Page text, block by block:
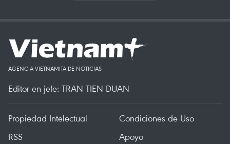
AGENCIA VIETNAMITA DE NOTICIAS
Editor en jefe: TRAN TIEN DUAN
Propiedad Intelectual
Condiciones de Uso
RSS
Apoyo